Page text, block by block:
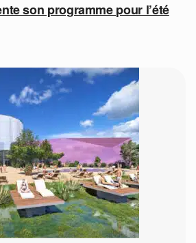
son programme pour l’été